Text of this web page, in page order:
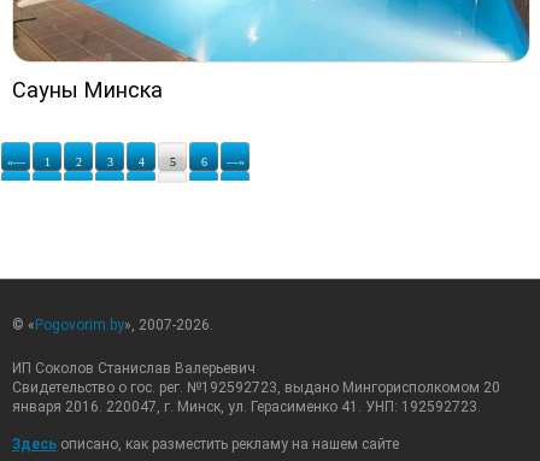
Сауны Минска
«— 1 2 3 4 5 6 —»
© «Pogovorim.by», 2007-2026.
ИП Соколов Станислав Валерьевич
Свидетельство о гос. рег. №192592723, выдано Мингорисполкомом 20
января 2016. 220047, г. Минск, ул. Герасименко 41. УНП: 192592723.
Здесь описано, как разместить рекламу на нашем сайте